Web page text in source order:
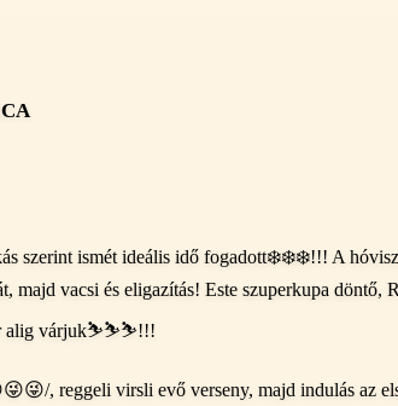
szerint ismét ideális idő fogadott❄️❄️❄️!!! A
vacsi és eligazítás! Este szuperkupa
alig várjuk⛷️⛷️⛷️!!!
, reggeli virsli evő verseny, majd indulás